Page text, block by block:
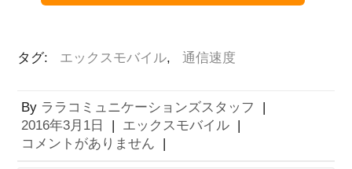
タグ: エックスモバイル, 通信速度
By ララコミュニケーションズスタッフ
|
2016年3月1日
| エックスモバイル |
コメントがありません
|